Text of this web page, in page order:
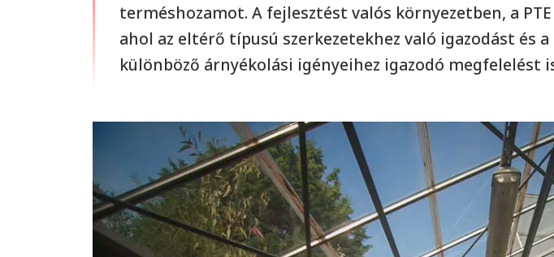
terméshozamot. A fejlesztést valós környezetben, a
ahol az eltérő típusú szerkezetekhez való igazodást és
különböző árnyékolási igényeihez igazodó megfelelést